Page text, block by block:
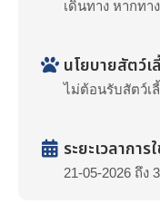
เดินทาง หากท
นโยบายสัตว์เ
ไม่ต้อนรับสัตว์เ
ระยะเวลาการ
21-05-2026 ถึง